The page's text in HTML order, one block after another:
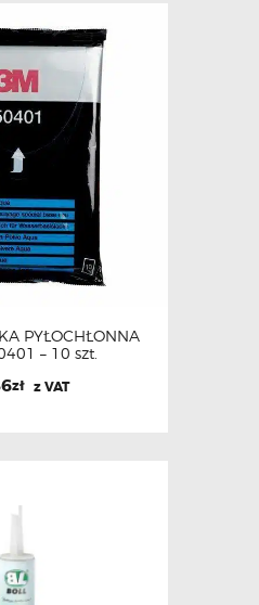
PYŁOCHŁONNA
– 10 szt.
zł z VAT